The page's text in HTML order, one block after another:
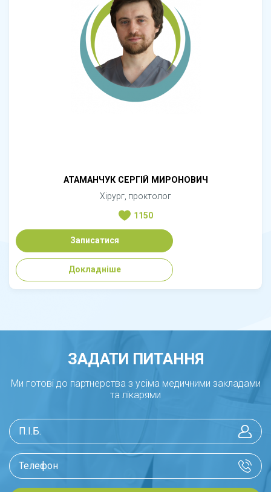
АТАМАНЧУК СЕРГІЙ МИРОНОВИЧ
Хірург, проктолог
1150
Записатися
Докладніше
ЗАДАТИ ПИТАННЯ
Ми готові до партнерства з усіма медичними закладами
та лікарями